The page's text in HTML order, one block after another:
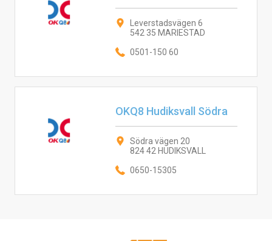
Leverstadsvägen 6
542 35 MARIESTAD
0501-150 60
OKQ8 Hudiksvall Södra
Södra vägen 20
824 42 HUDIKSVALL
0650-15305